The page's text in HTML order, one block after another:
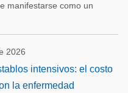
manifestarse como un
2026
intensivos: el costo
la enfermedad